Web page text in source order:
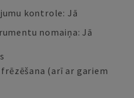
kontrole: Jā
nomaiņa: Jā
(arī ar gariem